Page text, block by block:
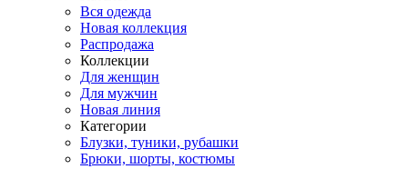
Вся одежда
Новая коллекция
Распродажа
Коллекции
Для женщин
Для мужчин
Новая линия
Категории
Блузки, туники, рубашки
Брюки, шорты, костюмы